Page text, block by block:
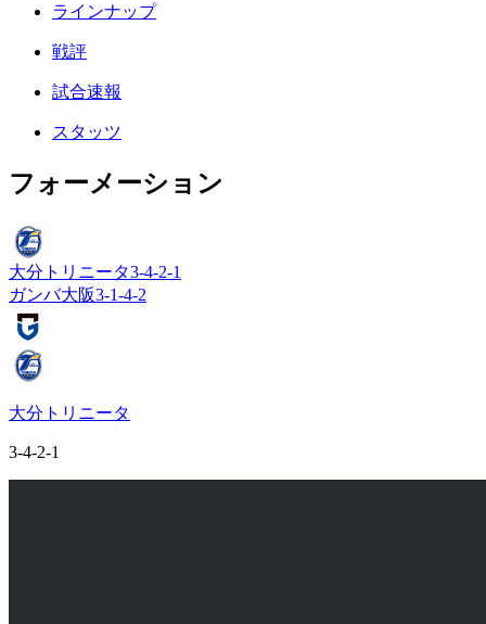
ラインナップ
戦評
試合速報
スタッツ
フォーメーション
大分トリニータ3-4-2-1
ガンバ大阪3-1-4-2
大分トリニータ
3-4-2-1